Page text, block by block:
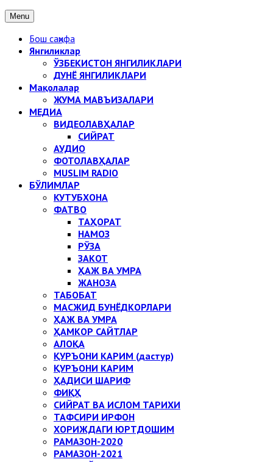
Menu
Бош саҳифа
Янгиликлар
ЎЗБЕКИСТОН ЯНГИЛИКЛАРИ
ДУНЁ ЯНГИЛИКЛАРИ
Мақолалар
ЖУМА МАВЪИЗАЛАРИ
МЕДИА
ВИДЕОЛАВҲАЛАР
СИЙРАТ
АУДИО
ФОТОЛАВҲАЛАР
MUSLIM RADIO
БЎЛИМЛАР
КУТУБХОНА
ФАТВО
ТАҲОРАТ
НАМОЗ
РЎЗА
ЗАКОТ
ҲАЖ ВА УМРА
ЖАНОЗА
ТАБОБАТ
МАСЖИД БУНЁДКОРЛАРИ
ҲАЖ ВА УМРА
ҲАМКОР САЙТЛАР
АЛОҚА
ҚУРЪОНИ КАРИМ (дастур)
ҚУРЪОНИ КАРИМ
ҲАДИСИ ШАРИФ
ФИҚҲ
СИЙРАТ ВА ИСЛОМ ТАРИХИ
ТАФСИРИ ИРФОН
ХОРИЖДАГИ ЮРТДОШИМ
РАМАЗОН-2020
РАМАЗОН-2021